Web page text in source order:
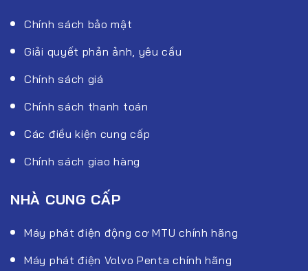
Chính sách bảo mật
Giải quyết phản ảnh, yêu cầu
Chính sách giá
Chính sách thanh toán
Các điều kiện cung cấp
Chính sách giao hàng
NHÀ CUNG CẤP
Máy phát điện động cơ MTU chính hãng
Máy phát điện Volvo Penta chính hãng